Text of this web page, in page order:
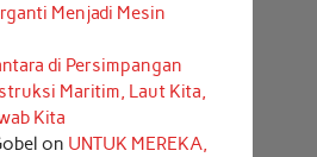
Menjadi Mesin
di Persimpangan
Maritim, Laut Kita,
Kita
on UNTUK MEREKA,